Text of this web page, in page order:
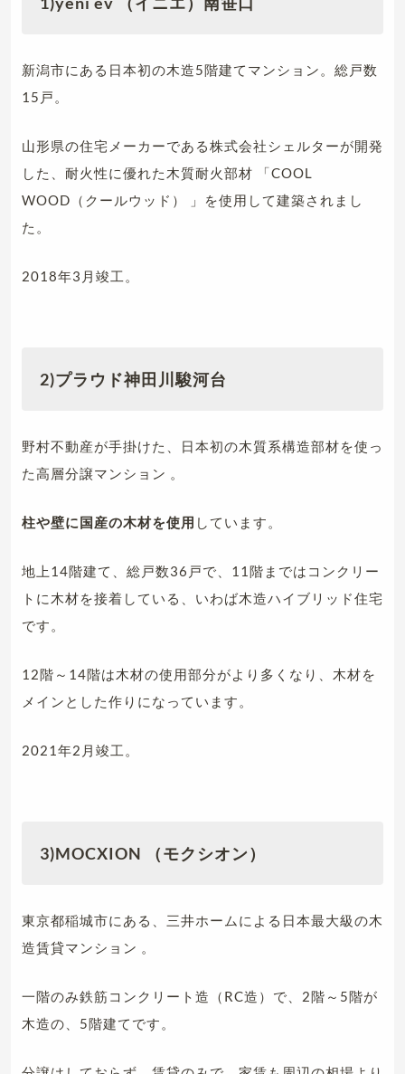
新潟市にある日本初の木造5階建てマンション。総戸数
15戸。
山形県の住宅メーカーである株式会社シェルターが開発
した、耐火性に優れた木質耐火部材 「COOL
WOOD（クールウッド） 」を使用して建築されまし
た。
2018年3月竣工。
2)プラウド神田川駿河台
野村不動産が手掛けた、日本初の木質系構造部材を使っ
た高層分譲マンション 。
柱や壁に国産の木材を使用 しています。
地上14階建て、総戸数36戸で、11階まではコンクリー
トに木材を接着している、いわば木造ハイブリッド住宅
です。
12階～14階は木材の使用部分がより多くなり、木材を
メインとした作りになっています。
2021年2月竣工。
3)MOCXION （モクシオン）
東京都稲城市にある、三井ホームによる日本最大級の木
造賃貸マンション 。
一階のみ鉄筋コンクリート造（RC造）で、2階～5階が
木造の、5階建てです。